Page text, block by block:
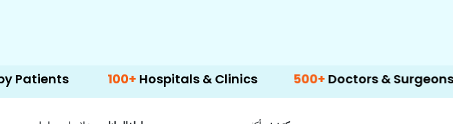
100+Hospitals & Clinics 500+Doctors & Surgeons 14+